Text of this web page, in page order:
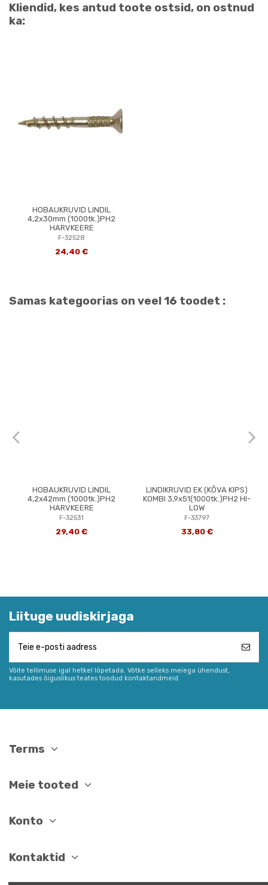
Kliendid, kes antud toote ostsid, on ostnud
ka:
HOBAUKRUVID LINDIL
4,2x30mm (1000tk.)PH2
HARVKEERE
F-32528
24,40 €
Samas kategoorias on veel 16 toodet :
HOBAUKRUVID LINDIL
4,2x42mm (1000tk.)PH2
HARVKEERE
F-32531
29,40 €
LINDIKRUVID EK (KÕVA KIPS)
KOMBI 3,9x51(1000tk.)PH2 HI-
LOW
F-33797
33,80 €
Liituge uudiskirjaga
Võite tellimuse igal hetkel lõpetada. Võtke selleks meiega ühendust,
kasutades õiguslikus teates toodud kontaktandmeid.
Terms
Meie tooted
Konto
Kontaktid